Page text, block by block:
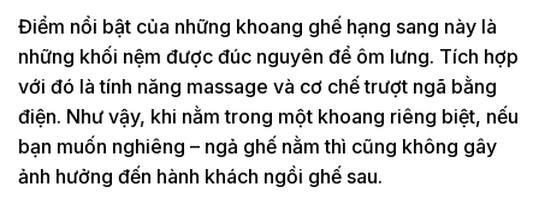
Điểm nổi bật của những khoang ghế hạng sang này là
những khối nệm được đúc nguyên để ôm lưng. Tích hợp
với đó là tính năng massage và cơ chế trượt ngã bằng
điện. Như vậy, khi nằm trong một khoang riêng biệt, nếu
bạn muốn nghiêng – ngả ghế nằm thì cũng không gây
ảnh hưởng đến hành khách ngồi ghế sau.